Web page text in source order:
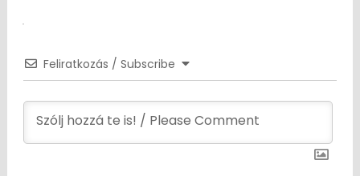
Feliratkozás / Subscribe